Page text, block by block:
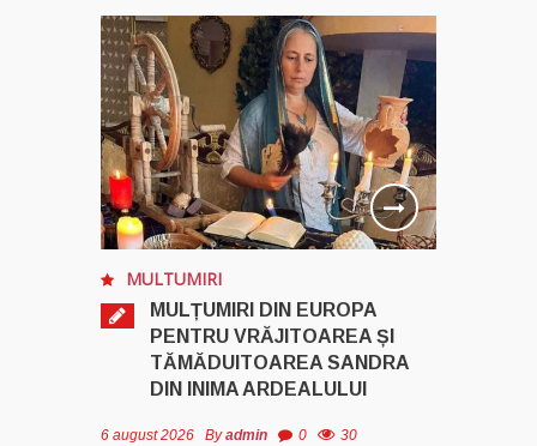
MULTUMIRI
MULȚUMIRI DIN EUROPA
PENTRU VRĂJITOAREA ȘI
TĂMĂDUITOAREA SANDRA
DIN INIMA ARDEALULUI
6 august 2026 Byadmin 0 30